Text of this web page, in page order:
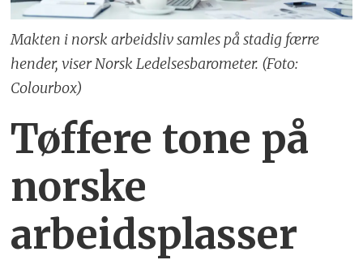
Makten i norsk arbeidsliv samles på stadig færre
hender, viser Norsk Ledelsesbarometer. (Foto:
Colourbox)
Tøffere tone på
norske
arbeidsplasser